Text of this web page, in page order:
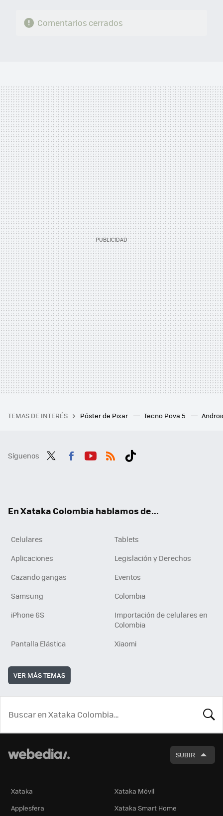
Comentarios cerrados
TEMAS DE INTERÉS Póster de Pixar Tecno Pova 5
Síguenos
En Xataka Colombia hablamos de...
Celulares
Tablets
Aplicaciones
Legislación y Derechos
Cazando gangas
Eventos
Samsung
Colombia
iPhone 6S
Importación de celulares en
Colombia
Pantalla Elástica
Xiaomi
VER MÁS TEMAS
SUBIR
Xataka
Xataka Móvil
Applesfera
Xataka Smart Home